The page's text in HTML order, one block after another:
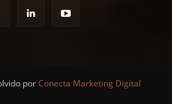
porConecta Marketing Digital